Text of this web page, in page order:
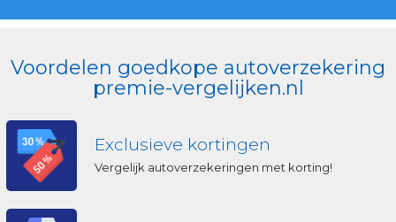
Voordelen goedkope autoverzekering
premie-vergelijken.nl
Exclusieve kortingen
Vergelijk autoverzekeringen met korting!